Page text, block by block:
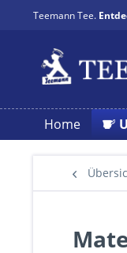
Teemann Tee.
Home